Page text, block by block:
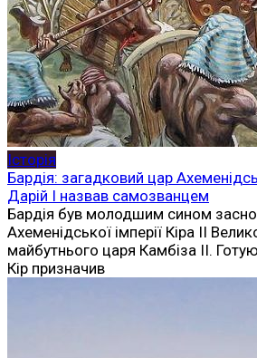
Історія
Бардія: загадковий цар
Дарій I назвав самозванцем
Бардія був молодшим сином
Ахеменідської імперії Кіра II
майбутнього царя Камбіза II.
Кір призначив